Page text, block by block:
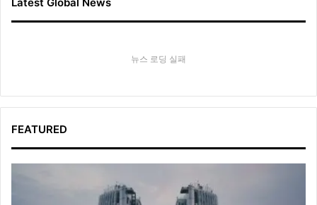
뉴스 로딩 실패
FEATURED